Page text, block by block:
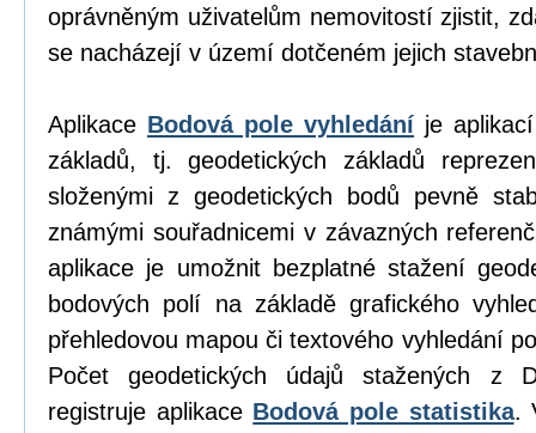
oprávněným uživatelům nemovitostí zjistit,
se nacházejí v území dotčeném jejich
Aplikace Bodová pole vyhledání je
základů, tj. geodetických základů
složenými z geodetických bodů pevně
známými souřadnicemi v závazných
aplikace je umožnit bezplatné stažení
bodových polí na základě grafického
přehledovou mapou či textového vyhledání
Počet geodetických údajů stažených z
registruje aplikace Bodová pole statistika.